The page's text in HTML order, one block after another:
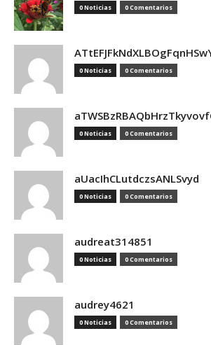
0 Noticias 0 Comentarios
0 Noticias 0 Comentarios
0 Noticias 0 Comentarios
aUacIhCLutdczsANLSvyd
0 Noticias 0 Comentarios
audreat314851
0 Noticias 0 Comentarios
audrey4621
0 Noticias 0 Comentarios